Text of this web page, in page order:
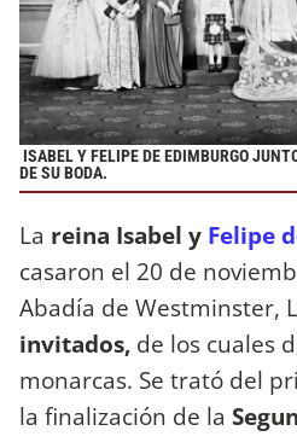
ISABEL Y FELIPE DE EDIMBURGO
DE SU BODA.
La reina Isabel y Felipe
casaron el 20 de
Abadía de Westminster,
invitados, de los cuales
monarcas. Se trató del
la finalización de la